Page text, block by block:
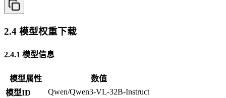
2.4 模型权重下载
2.4.1 模型信息
模型属性
数值
模型ID
Qwen/Qwen3-VL-32B-Instruct